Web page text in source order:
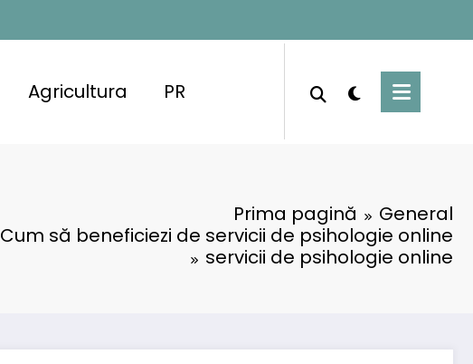
Agricultura PR
Prima pagină
General
Cum să beneficiezi de servicii de psihologie online
servicii de psihologie online